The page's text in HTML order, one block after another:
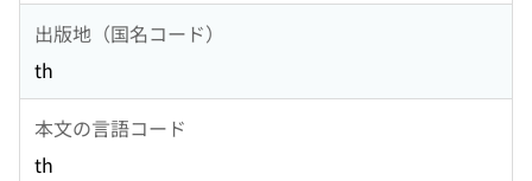
出版地（国名コード）
th
本文の言語コード
th